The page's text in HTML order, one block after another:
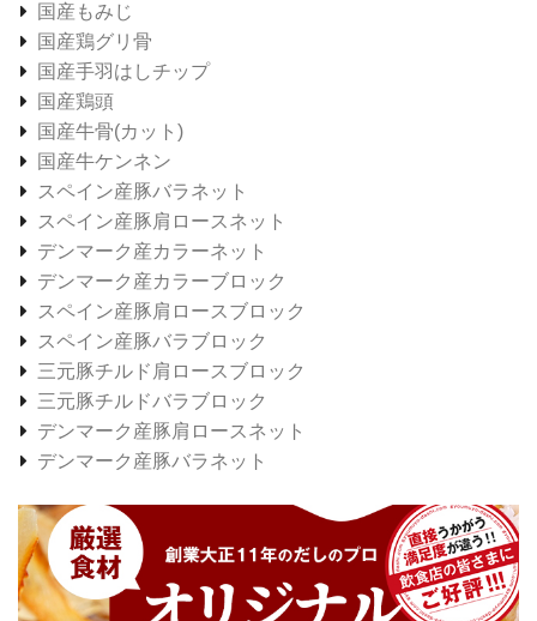
国産もみじ
国産鶏グリ骨
国産手羽はしチップ
国産鶏頭
国産牛骨(カット)
国産牛ケンネン
スペイン産豚バラネット
スペイン産豚肩ロースネット
デンマーク産カラーネット
デンマーク産カラーブロック
スペイン産豚肩ロースブロック
スペイン産豚バラブロック
三元豚チルド肩ロースブロック
三元豚チルドバラブロック
デンマーク産豚肩ロースネット
デンマーク産豚バラネット